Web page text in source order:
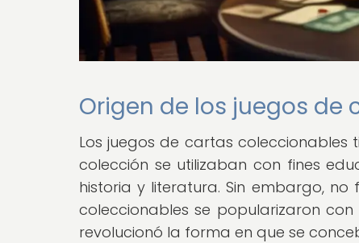
Origen de los juegos
Los juegos de cartas coleccionables
colección se utilizaban con fines
historia y literatura. Sin embargo,
coleccionables se popularizaron
revolucionó la forma en que se